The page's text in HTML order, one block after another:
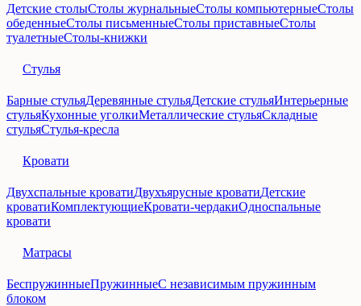
Детские столыСтолы журнальныеСтолы компьютерныеСтолы
обеденныеСтолы письменныеСтолы приставныеСтолы
туалетныеСтолы-книжки
Стулья
Барные стульяДеревянные стульяДетские стульяИнтерьерные
стульяКухонные уголкиМеталлические стульяСкладные
стульяСтулья-кресла
Кровати
Двухспальные кроватиДвухъярусные кроватиДетские
кроватиКомплектующиеКровати-чердакиОдноспальные
кровати
Матрасы
БеспружинныеПружинныеС независимым пружинным
блоком